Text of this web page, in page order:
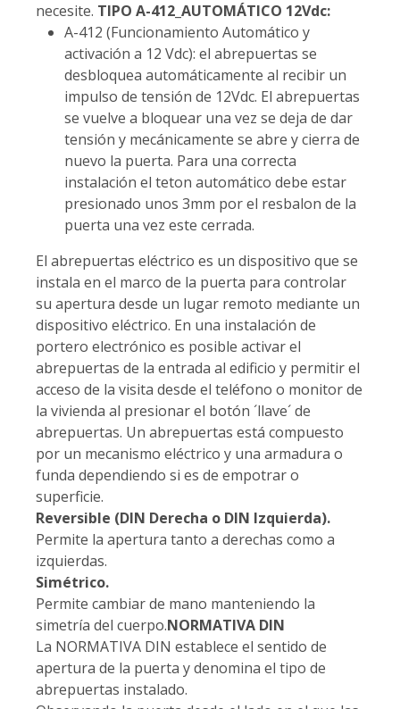
necesite. TIPO A-412_AUTOMÁTICO 12Vdc:
A-412 (Funcionamiento Automático y
activación a 12 Vdc): el abrepuertas se
desbloquea automáticamente al recibir un
impulso de tensión de 12Vdc. El abrepuertas
se vuelve a bloquear una vez se deja de dar
tensión y mecánicamente se abre y cierra de
nuevo la puerta. Para una correcta
instalación el teton automático debe estar
presionado unos 3mm por el resbalon de la
puerta una vez este cerrada.
El abrepuertas eléctrico es un dispositivo que se
instala en el marco de la puerta para controlar
su apertura desde un lugar remoto mediante un
dispositivo eléctrico. En una instalación de
portero electrónico es posible activar el
abrepuertas de la entrada al edificio y permitir el
acceso de la visita desde el teléfono o monitor de
la vivienda al presionar el botón ´llave´ de
abrepuertas. Un abrepuertas está compuesto
por un mecanismo eléctrico y una armadura o
funda dependiendo si es de empotrar o
superficie.
Reversible (DIN Derecha o DIN Izquierda).
Permite la apertura tanto a derechas como a
izquierdas.
Simétrico.
Permite cambiar de mano manteniendo la
simetría del cuerpo.NORMATIVA DIN
La NORMATIVA DIN establece el sentido de
apertura de la puerta y denomina el tipo de
abrepuertas instalado.